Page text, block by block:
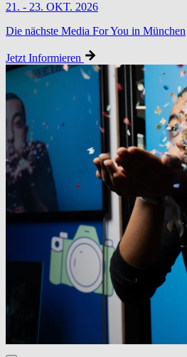
21. - 23. OKT. 2026
Die nächste Media For You in München
Jetzt Informieren